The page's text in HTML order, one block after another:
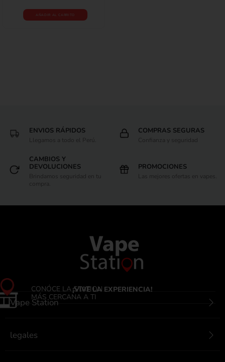
AÑADIR AL CARRITO
ENVIOS RÁPIDOS
Llegamos a todo el Perú.
COMPRAS SEGURAS
Confianza y seguridad
CAMBIOS Y
DEVOLUCIONES
Brindamos seguridad en tu
compra.
PROMOCIONES
Las mejores ofertas en vapes.
¡VIVE LA EXPERIENCIA!
CONÓCE LA STATION
MÁS CERCANA A TI
Vape Station
legales